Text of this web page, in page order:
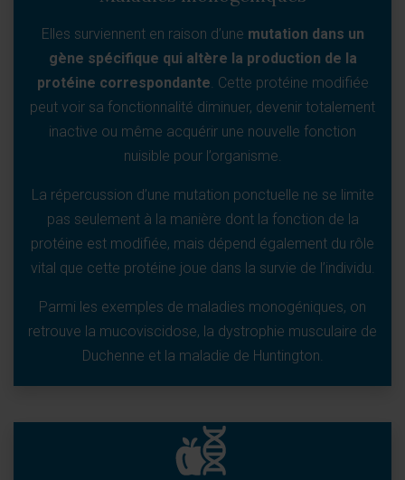
Elles surviennent en raison d’une mutation dans un
gène spécifique qui altère la production de la
protéine correspondante. Cette protéine modifiée
peut voir sa fonctionnalité diminuer, devenir totalement
inactive ou même acquérir une nouvelle fonction
nuisible pour l’organisme.
La répercussion d’une mutation ponctuelle ne se limite
pas seulement à la manière dont la fonction de la
protéine est modifiée, mais dépend également du rôle
vital que cette protéine joue dans la survie de l’individu.
Parmi les exemples de maladies monogéniques, on
retrouve la mucoviscidose, la dystrophie musculaire de
Duchenne et la maladie de Huntington.